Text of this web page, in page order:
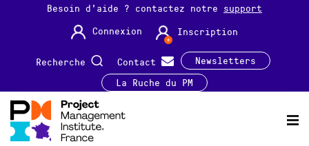
Besoin d'aide ? contactez notre support
Connexion
Inscription
Recherche Contact
Newsletters
La Ruche du PM